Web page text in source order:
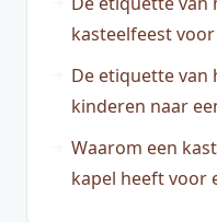
kasteelfeest
De etiquette van
kinderen naar
Waarom een
kapel heeft voor